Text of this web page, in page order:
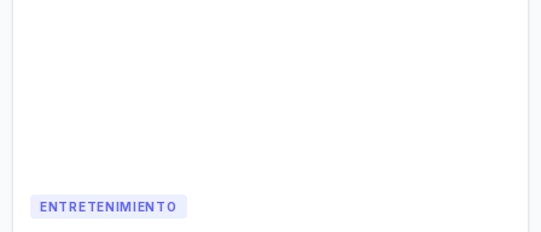
ENTRETENIMIENTO